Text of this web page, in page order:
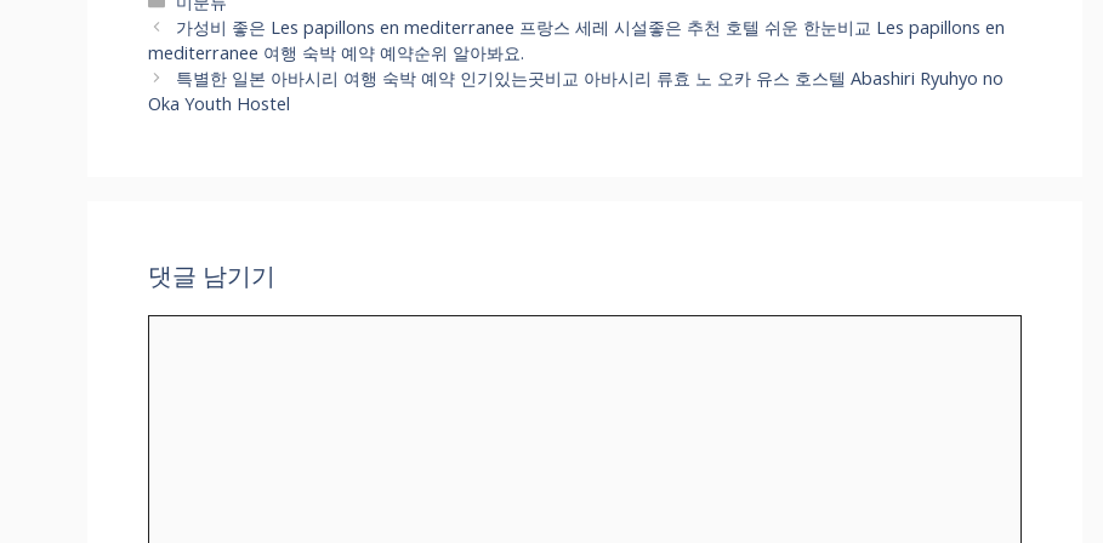
테
고
리
가성비 좋은 Les papillons en mediterranee 프랑스 세레 시설좋은 추천 호텔 쉬운 한눈비교 Les papillons en
mediterranee 여행 숙박 예약 예약순위 알아봐요.
특별한 일본 아바시리 여행 숙박 예약 인기있는곳비교 아바시리 류효 노 오카 유스 호스텔 Abashiri Ryuhyo no
Oka Youth Hostel
댓글 남기기